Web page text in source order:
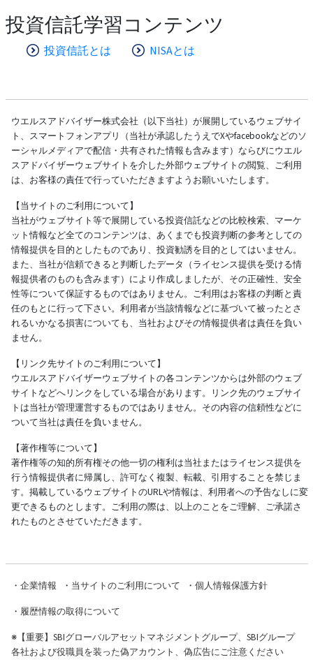
投資信託学習コンテンツ
投資信託とは NISAとは
ウエルスアドバイザー株式会社（以下当社）が展開しているウェブサイ
ト、スマートフォンアプリ（当社が承認したうえでXやfacebookなどのソ
ーシャルメディアで配信・共有された情報も含みます）ならびにウエル
スアドバイザーウェブサイトを介した外部ウェブサイトの閲覧、ご利用
は、お客様の責任で行っていただきますようお願いいたします。
【当サイトのご利用について】
当社がウェブサイト等で展開している投資信託などの比較検索、マーケ
ット情報など全てのコンテンツは、あくまでも投資判断の参考としての
情報提供を目的としたものであり、投資勧誘を目的としてはいません。
また、当社が信頼できると判断したデータ（ライセンス提供を受ける情
報提供者のものも含みます）により作成しましたが、その正確性、安全
性等について保証するものではありません。ご利用はお客様の判断と責
任のもとに行って下さい。利用者が当該情報などに基づいて被ったとさ
れるいかなる損害についても、当社およびその情報提供者は責任を負い
ません。
【リンク先サイトのご利用について】
ウエルスアドバイザーウェブサイトの各コンテンツからは外部のウェブ
サイトなどへリンクをしている場合があります。リンク先のウェブサイ
トは当社が管理運営するものではありません。その内容の信頼性などに
ついて当社は責任を負いません。
【著作権等について】
著作権等の知的所有権その他一切の権利は当社またはライセンス提供を
行う情報提供者に帰属し、許可なく複製、転載、引用することを禁じま
す。掲載しているウェブサイトのURLや情報は、利用者への予告なしに変
更できるものとします。ご利用の際は、以上のことをご理解、ご承諾さ
れたものとさせていただきます。
・ 企業情報 ・ 当サイトのご利用について ・ 個人情報保護方針
・ 履歴情報の取得について
※【重要】SBIグローバルアセットマネジメントグループ、SBIグループ
各社および役職員を装った偽アカウント、偽広告にご注意ください